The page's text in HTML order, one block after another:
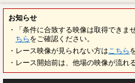
お知らせ
・「条件に合致する映像は取得できま
ちら をご確認ください。
・レース映像が見られない方は こちら
・レース開始前は、他場の映像が流れ